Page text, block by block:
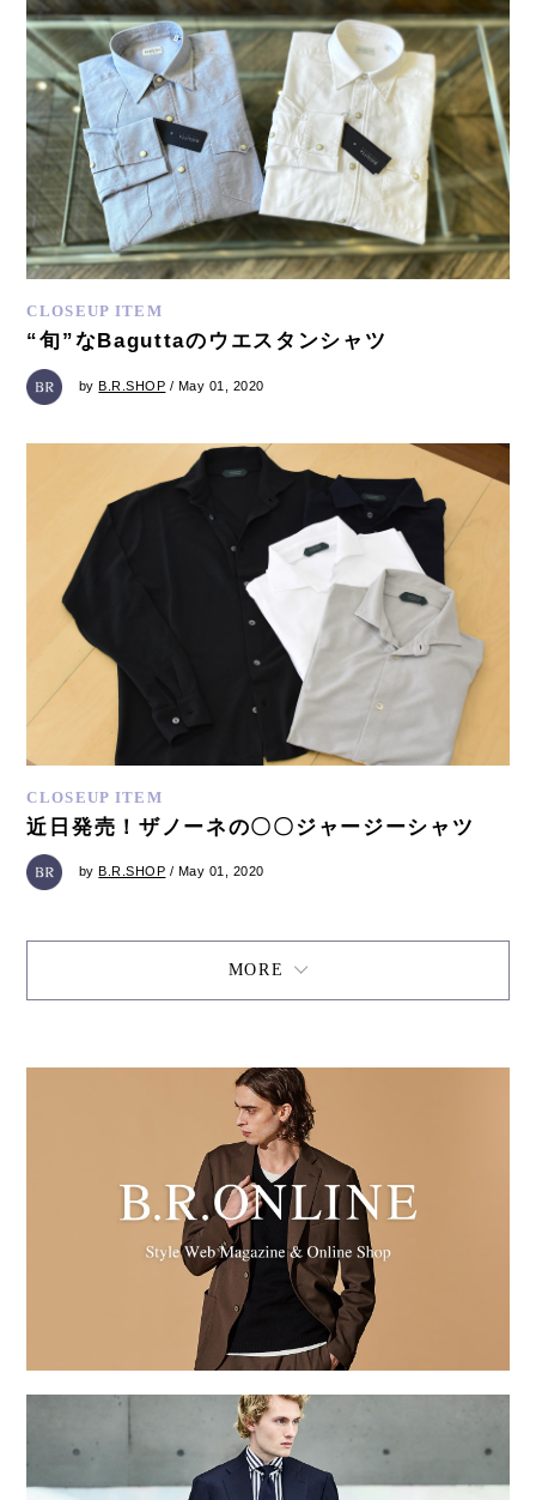
CLOSEUP ITEM
“旬”なBaguttaのウエスタンシャツ
byB.R.SHOP / May 01, 2020
CLOSEUP ITEM
近日発売！ザノーネの〇〇ジャージーシャツ
by B.R.SHOP / May 01, 2020
MORE